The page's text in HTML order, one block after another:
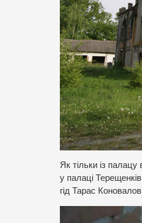
Як тільки із
у палаці
гід Тарас